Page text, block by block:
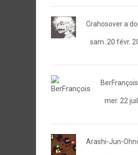
Crahosovera
sam. 20 févr.
BerFrançois
mer. 22
Arashi-Jun-